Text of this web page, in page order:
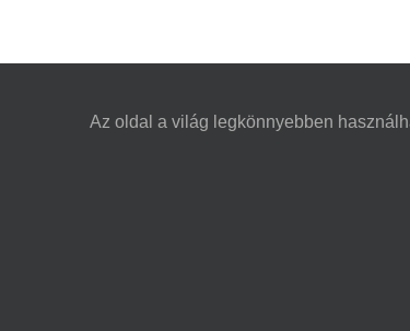
Az oldal a világ legkönnyebben